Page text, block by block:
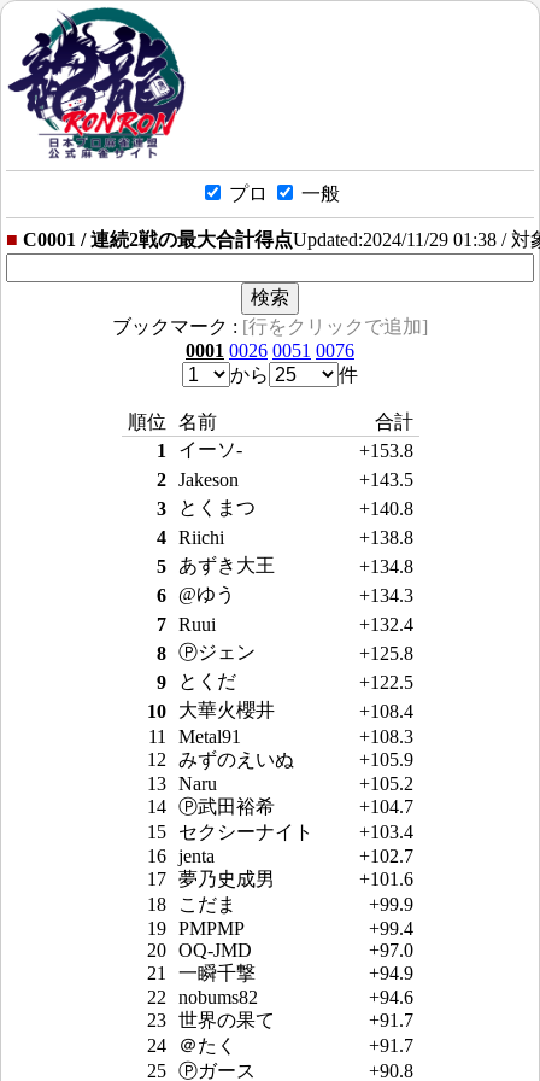
プロ 一般
■ C0001 / 連続2戦の最大合計得点Updated:2024/11/29 01:38 / 対
ブックマーク : [行をクリックで追加]
0001 0026 0051 0076
から
件
順位 名前
合計
1
イーソ-
+153.8
2
Jakeson
+143.5
3
とくまつ
+140.8
4
Riichi
+138.8
5
あずき大王
+134.8
6
@ゆう
+134.3
7
Ruui
+132.4
8
Ⓟジェン
+125.8
9
とくだ
+122.5
10
大華火櫻井
+108.4
11
Metal91
+108.3
12
みずのえいぬ
+105.9
13
Naru
+105.2
14
Ⓟ武田裕希
+104.7
15
セクシーナイト
+103.4
16
jenta
+102.7
17
夢乃史成男
+101.6
18
こだま
+99.9
19
PMPMP
+99.4
20
OQ-JMD
+97.0
21
一瞬千撃
+94.9
22
nobums82
+94.6
23
世界の果て
+91.7
24
＠たく
+91.7
25
Ⓟガース +90.8